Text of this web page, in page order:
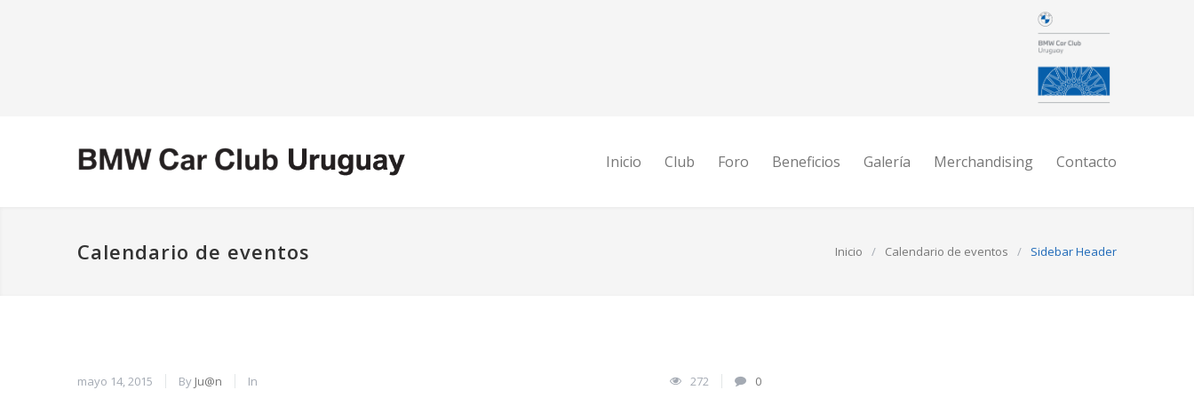
Inicio Club Foro Beneficios Galería Merchandising Contacto
Calendario de eventos Inicio / Calendario de eventos / Sidebar Header
mayo 14, 2015 By Ju@n In 272 0